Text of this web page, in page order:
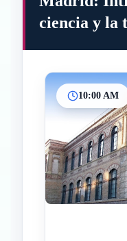
ciencia y la
10:00 AM